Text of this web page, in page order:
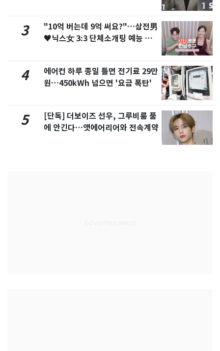
3
"10억 버는데 9억 써요?"…삼전男
♥닉스女 3:3 단체소개팅 예능 화
4
에어컨 하루 종일 틀면 전기료 29만
원…450kWh 넘으면 '요금 폭탄'
5
[단독] 더보이즈 선우, 그루비룸 품
에 안긴다…앳에어리어와 전속계약